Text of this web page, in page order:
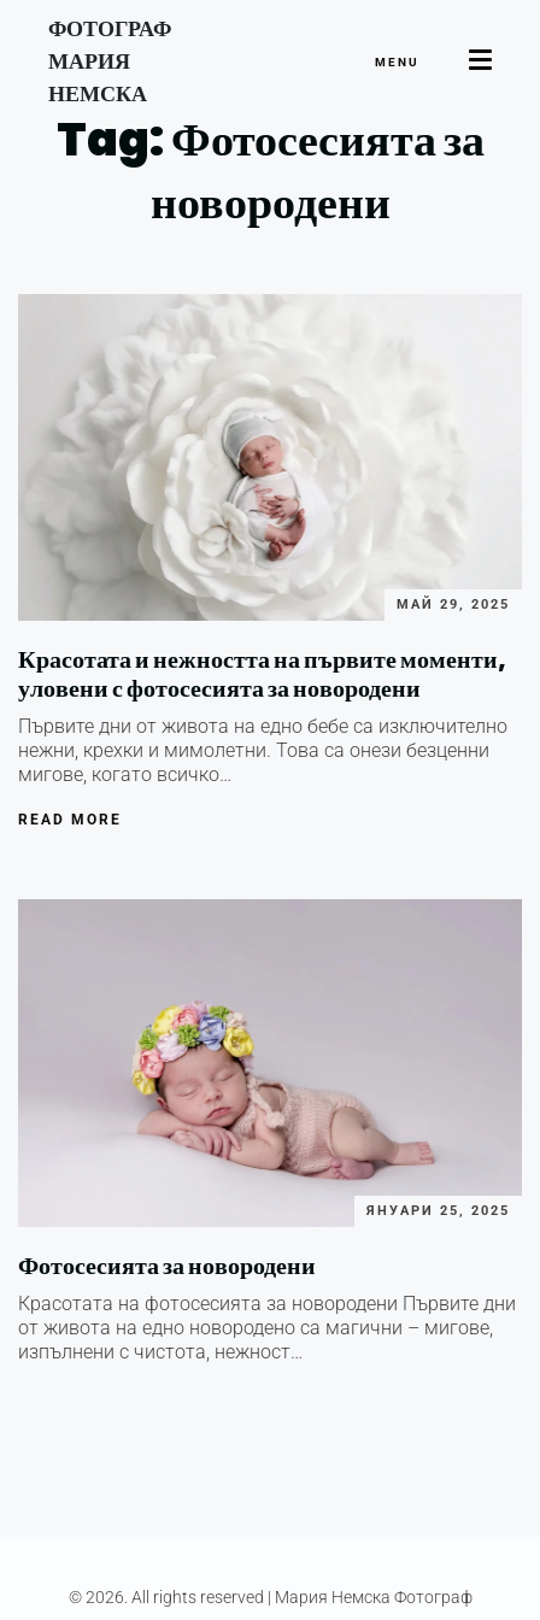
ФОТОГРАФ
МАРИЯ
НЕМСКА
MENU
Tag: Фотосесията за
новородени
МАЙ 29, 2025
Красотата и нежността на първите моменти,
уловени с фотосесията за новородени
Първите дни от живота на едно бебе са изключително
нежни, крехки и мимолетни. Това са онези безценни
мигове, когато всичко…
READ MORE
ЯНУАРИ 25, 2025
Фотосесията за новородени
Красотата на фотосесията за новородени Първите дни
от живота на едно новородено са магични – мигове,
изпълнени с чистота, нежност…
© 2026. All rights reserved | Мария Немска Фотограф